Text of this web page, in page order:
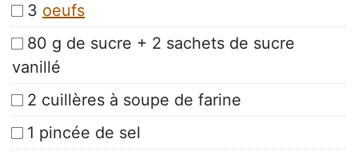
3 oeufs
80 g de sucre + 2 sachets de sucre
vanillé
2 cuillères à soupe de farine
1 pincée de sel